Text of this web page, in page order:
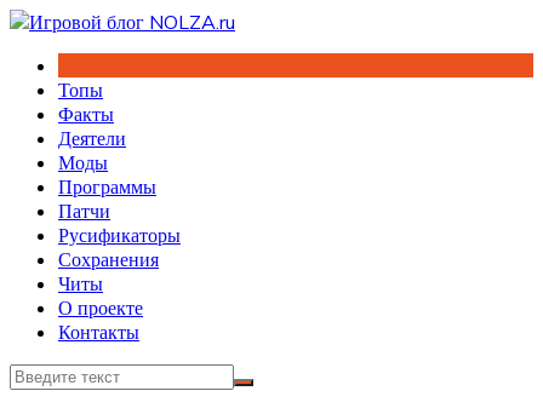
Перейти
содержимому
Топы
Факты
Деятели
Моды
Программы
Патчи
Русификаторы
Сохранения
Читы
О проекте
Контакты